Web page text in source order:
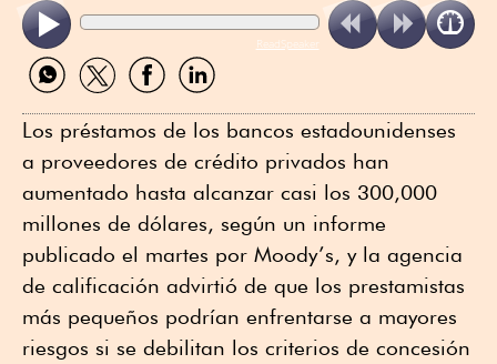
ReadSpeaker
Compartir
por
Compartir
por
Compartir
por
Compartir
por
Los préstamos de los bancos estadounidenses
a proveedores de crédito privados han
aumentado hasta alcanzar casi los 300,000
millones de dólares, según un informe
publicado el martes por Moody’s, y la agencia
de calificación advirtió de que los prestamistas
más pequeños podrían enfrentarse a mayores
riesgos si se debilitan los criterios de concesión